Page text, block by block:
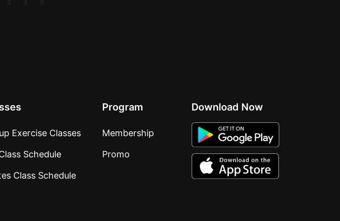
Exercise Classes
Schedule
Class Schedule
Program
Membership
Promo
Download Now